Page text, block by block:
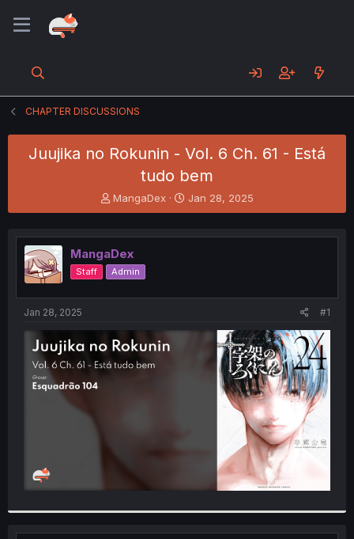
CHAPTER DISCUSSIONS
Juujika no Rokunin - Vol. 6 Ch. 61 - Está
tudo bem
T
h
e
a
d
s
t
t
e
r
MangaDex
S
t
r
t
Jan 28, 2025
MangaDex
Staff Admin
Jan 28, 2025 #1